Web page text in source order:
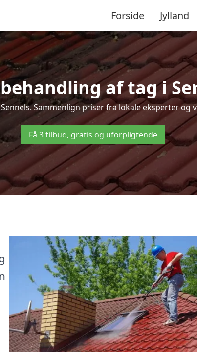
Forside Jylland
af tag i
Sammenlign priser fra lokale eksperter
Få 3 tilbud, gratis og uforpligtende